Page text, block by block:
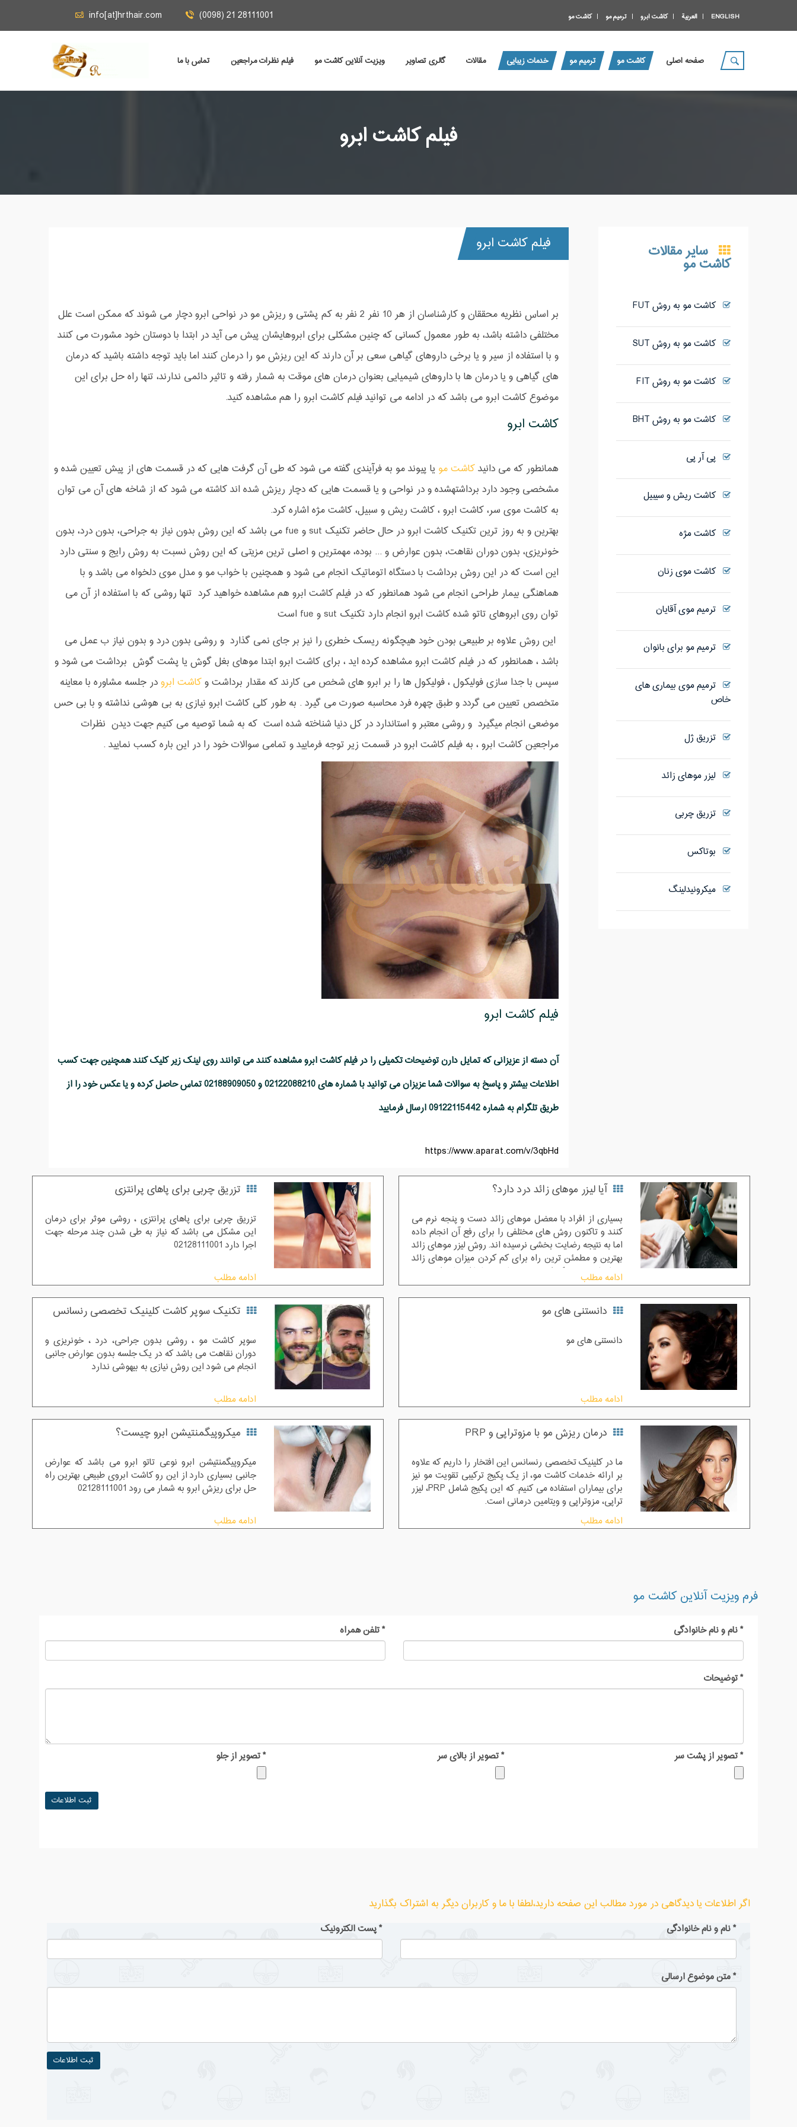
info[at]hrthair.com (0098) 21 28111001 کاشت مو ترمیم مو کاشت ابرو العربية ENGLISH
صفحه اصلی کاشت مو ترمیم مو خدمات زیبایی مقالات گالری تصاویر ویزیت آنلاین کاشت مو فیلم نظرات مراجعين تماس با ما
فیلم کاشت ابرو
فیلم کاشت ابرو
بر اساس نظریه محققان و کارشناسان از هر 10 نفر 2 نفر به کم پشتی و ریزش مو در نواحی ابرو دچار می شوند که ممکن است علل
مختلفی داشته باشد، به طور معمول کسانی که چنین مشکلی برای ابروهایشان پیش می آید در ابتدا با دوستان خود مشورت می کنند
و با استفاده از سیر و یا برخی داروهای گیاهی سعی بر آن دارند که این ریزش مو را درمان کنند اما باید توجه داشته باشید که درمان
های گیاهی و یا درمان ها با داروهای شیمیایی بعنوان درمان های موقت به شمار رفته و تاثیر دائمی ندارند، تنها راه حل برای این
موضوع کاشت ابرو می باشد که در ادامه می توانید فیلم کاشت ابرو را هم مشاهده کنید.
کاشت ابرو
همانطور که می دانیدکاشت مو یا پیوند مو به فرآیندی گفته می شود که طی آن گرفت هایی که در قسمت های از پیش تعیین شده و
مشخصی وجود دارد برداشتهشده و در نواحی و یا قسمت هایی که دچار ریزش شده اند کاشته می شود که از شاخه های آن می توان
به کاشت موی سر، کاشت ابرو ، کاشت ریش و سبیل، کاشت مژه اشاره کرد.
بهترین و به روز ترین تکنیک کاشت ابرو در حال حاضر تکنیک sut و fue می باشد که این روش بدون نیاز به جراحی، بدون درد، بدون
خونریزی، بدون دوران نقاهت، بدون عوارض و ... بوده، مهمترین و اصلی ترین مزیتی که این روش نسبت به روش رایج و سنتی دارد
این است که در این روش برداشت با دستگاه اتوماتیک انجام می شود و همچنین با خواب مو و مدل موی دلخواه می باشد و با
هماهنگی بیمار طراحی انجام می شود همانطور که در فیلم کاشت ابرو هم مشاهده خواهید کرد تنها روشی که با استفاده از آن می
توان روی ابروهای تاتو شده کاشت ابرو انجام دارد تکنیک sut و fue است
این روش علاوه بر طبیعی بودن خود هیچگونه ریسک خطری را نیز بر جای نمی گذارد و روشی بدون درد و بدون نیاز ب عمل می
باشد ، همانطور که در فیلم کاشت ابرو مشاهده کرده اید ، برای کاشت ابرو ابتدا موهای بغل گوش یا پشت گوش برداشت می شود و
سپس با جدا سازی فولیکول ، فولیکول ها را بر ابرو های شخص می کارند که مقدار برداشت وکاشت ابرودر جلسه مشاوره با معاینه
متخصص تعیین می گردد و طبق چهره فرد محاسبه صورت می گیرد . به طور کلی کاشت ابرو نیازی به بی هوشی نداشته و با بی حس
موضعی انجام میگیرد و روشی معتبر و استاندارد در کل دنیا شناخته شده است که به شما توصیه می کنیم جهت دیدن نظرات
مراجعین کاشت ابرو ، به فیلم کاشت ابرو در قسمت زیر توجه فرمایید و تمامی سوالات خود را در این باره کسب نمایید .
فیلم کاشت ابرو
آن دسته از عزیزانی که تمایل دارن توضیحات تکمیلی را در فیلم کاشت ابرو مشاهده کنند می توانند روی لینک زیر کلیک کنند همچنین جهت کسب
اطلاعات بیشتر و پاسخ به سوالات شما عزیزان می توانید با شماره های 02122088210 و 02188909050 تماس حاصل کرده و یا عکس خود را از
طریق تلگرام به شماره 09122115442 ارسال فرمایید
https://www.aparat.com/v/3qbHd
سایر مقالات
کاشت مو
کاشت مو به روش FUT
کاشت مو به روش SUT
کاشت مو به روش FIT
کاشت مو به روش BHT
پی آر پی
کاشت ریش و سیبیل
کاشت مژه
کاشت موی زنان
ترمیم موی آقایان
ترمیم مو برای بانوان
ترمیم موی بیماری های
خاص
تزریق ژل
لیزر موهای زائد
تزریق چربی
بوتاکس
میکرونیدلینگ
آیا لیزر موهای زائد درد دارد؟
بسیاری از افراد با معضل موهای زائد دست و پنجه نرم می
کنند و تاکنون روش های مختلفی را برای رفع آن انجام داده
اما به نتیجه رضایت بخشی نرسیده اند. روش لیزر موهای زائد
بهترین و مطمئن ترین راه برای کم کردن میزان موهای زائد
به شمار می رود که امروزه در تمامی دنیا با استفاده از بهترین
دستگاه های لیزر موهای زائد انجام می شود. fff
ادامه مطلب
تزریق چربی برای پاهای پرانتزی
تزریق چربی برای پاهای پرانتزی ، روشی موثر برای درمان
این مشکل می باشد که نیاز به طی شدن چند مرحله جهت
اجرا دارد 02128111001
ادامه مطلب
دانستنی های مو
دانستنی های مو
ادامه مطلب
تکنیک سوپر کاشت کلینیک تخصصی رنسانس
سوپر کاشت مو ، روشی بدون جراحی، درد ، خونریزی و
دوران نقاهت می باشد که در یک جلسه بدون عوارض جانبی
انجام می شود این روش نیازی به بیهوشی ندارد
ادامه مطلب
درمان ریزش مو با مزوتراپی و PRP
ما در کلینیک تخصصی رنسانس این افتخار را داریم که علاوه
بر ارائه خدمات کاشت مو، از یک پکیج ترکیبی تقویت مو نیز
برای بیماران استفاده می کنیم. که این پکیج شامل PRP، لیزر
تراپی، مزوتراپی و ویتامین درمانی است.
ادامه مطلب
میکروپیگمنتیشن ابرو چیست؟
میکروپیگمنتیشن ابرو نوعی تاتو ابرو می باشد که عوارض
جانبی بسیاری دارد از این رو کاشت ابروی طبیعی بهترین راه
حل برای ریزش ابرو به شمار می رود 02128111001
ادامه مطلب
فرم ویزیت آنلاین کاشت مو
*تلفن همراه *نام و نام خانوادگی
*توضیحات
*تصویر از جلو *تصویر از بالای سر *تصویر از پشت سر
اگر اطلاعات یا دیدگاهی در مورد مطالب این صفحه دارید،لطفا با ما و کاربران دیگر به اشتراک بگذارید
*پست الکترونیک *نام و نام خانوادگی
*متن موضوع ارسالی